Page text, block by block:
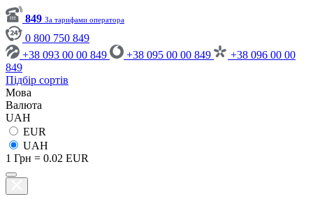
849 За тарифами оператора
0 800 750 849
+38 093 00 00 849
+38 095 00 00 849
+38 096 00 00
849
Підбір сортів
Мова
Валюта
UAH
EUR
UAH
1 Грн = 0.02 EUR